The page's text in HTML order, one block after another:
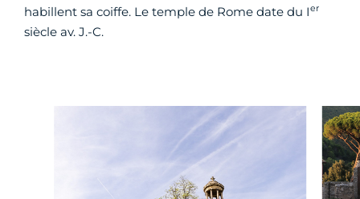
habillent sa coiffe. Le temple de Rome date du Ier
siècle av. J.-C.